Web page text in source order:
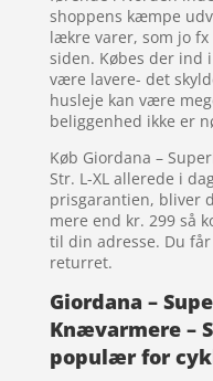
shoppens kæmpe
lækre varer, som jo
siden. Købes der ind
være lavere- det
husleje kan være
beliggenhed ikke er
Køb Giordana –
Str. L-XL allerede i
prisgarantien, bliver
mere end kr. 299 så
til din adresse. Du
returret.
Giordana –
Knævarmere –
populær for